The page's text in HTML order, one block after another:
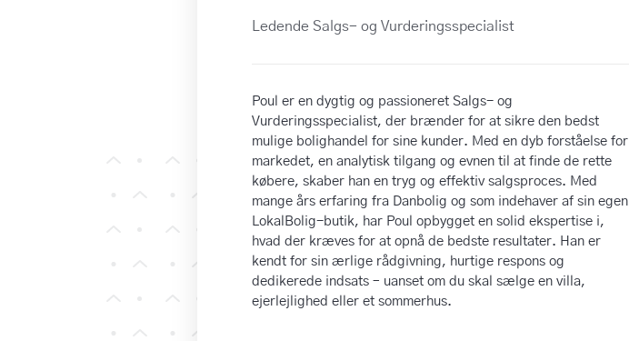
Ledende Salgs- og Vurderingsspecialist
Poul er en dygtig og passioneret Salgs- og
Vurderingsspecialist, der brænder for at sikre den bedst
mulige bolighandel for sine kunder. Med en dyb forståelse for
markedet, en analytisk tilgang og evnen til at finde de rette
købere, skaber han en tryg og effektiv salgsproces. Med
mange års erfaring fra Danbolig og som indehaver af sin egen
LokalBolig-butik, har Poul opbygget en solid ekspertise i,
hvad der kræves for at opnå de bedste resultater. Han er
kendt for sin ærlige rådgivning, hurtige respons og
dedikerede indsats – uanset om du skal sælge en villa,
ejerlejlighed eller et sommerhus.